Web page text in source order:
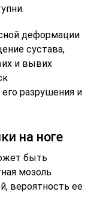
деформации
сустава,
и вывих
разрушения и
на ноге
быть
мозоль
вероятность ее